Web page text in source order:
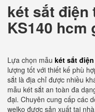
két sắt điện
KS140 hcm
Lựa chọn mẫu két sắt
lượng tốt với thiết kế phù
sắt là địa chỉ được nhiều
mẫu két sắt an toàn đa
đại. Chuyên cung cấp các
welko được sản xuất tại